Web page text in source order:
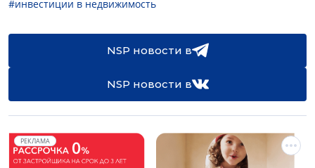
#инвестиции в недвижимость
NSP новости в
NSP новости в
РЕКЛАМА